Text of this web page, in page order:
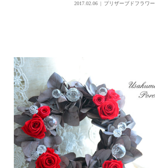
2017.02.06 プリザーブドフラワー